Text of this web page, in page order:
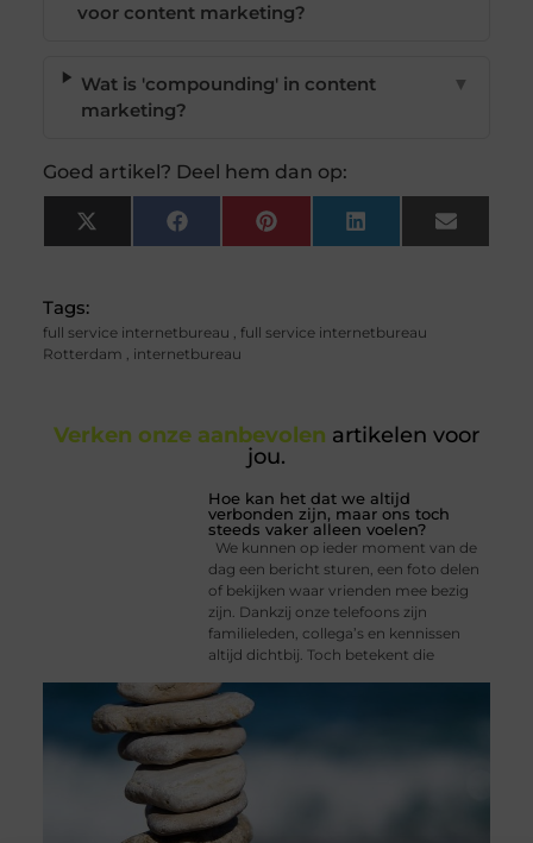
voor content marketing?
Wat is 'compounding' in content
marketing?
▼
Goed artikel? Deel hem dan op:
X
(Twitter)
FacebookPinterest LinkedIn Email
Tags:
full service internetbureau , full service internetbureau
Rotterdam , internetbureau
Verken onze aanbevolen artikelen voor
jou.
Hoe kan het dat we altijd
verbonden zijn, maar ons toch
steeds vaker alleen voelen?
We kunnen op ieder moment van de
dag een bericht sturen, een foto delen
of bekijken waar vrienden mee bezig
zijn. Dankzij onze telefoons zijn
familieleden, collega’s en kennissen
altijd dichtbij. Toch betekent die